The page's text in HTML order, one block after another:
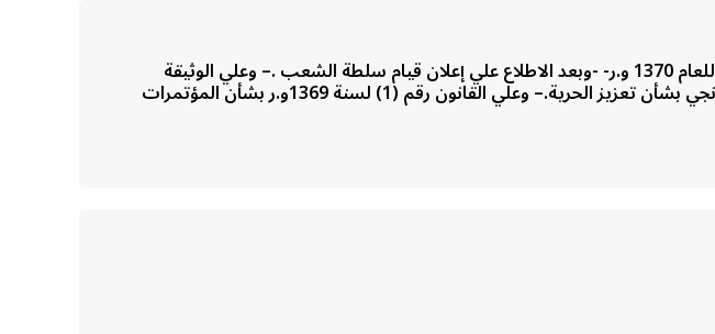
مؤتمر الشعب العام-تنفيذ لقرارات المؤتمرات الشعبية الأساسية في دور انعقادها السنوي للعام 1370 و.ر- -وبعد الاطلاع علي إعلان قيام سلطة الشعب .– وعلي الوثيقة
الخضراء الكبرى لحقوق الإنسان في عصر الجماهير.– وعلي القانون رقم (20) لسنة 1991 إفرنجي بشأن تعزيز الحرية.– وعلي القانون رقم (1) لسنة 1369و.ر بشأن المؤتمرات